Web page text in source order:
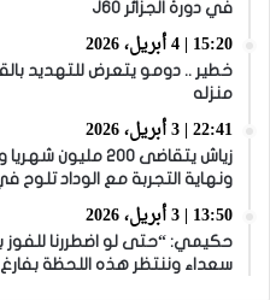
في دورة الجزائر J60
15:20 | 4 أبريل، 2026
خطير .. دومو يتعرض للتهديد
منزله
22:41 | 3 أبريل، 2026
ونهاية التجربة مع الوداد تلوح
13:50 | 3 أبريل، 2026
حكيمي: “حتى لو اضطررنا للفوز
سعداء وننتظر هذه اللحظة بفارغ